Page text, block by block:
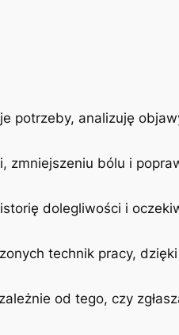
potrzeby, analizuję
zmniejszeniu bólu i
dolegliwości i
technik pracy,
od tego, czy